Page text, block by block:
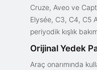
Cruze, Aveo ve
Elysée, C3, C4, C5
periyodik kışlık
Orijinal Yedek
Araç onarımında